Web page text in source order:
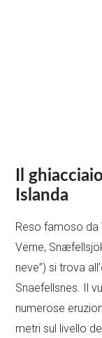
Il
Islanda
Reso famoso da
Verne,
neve”) si trova
Snaefellsnes. Il
numerose
metri sul livello